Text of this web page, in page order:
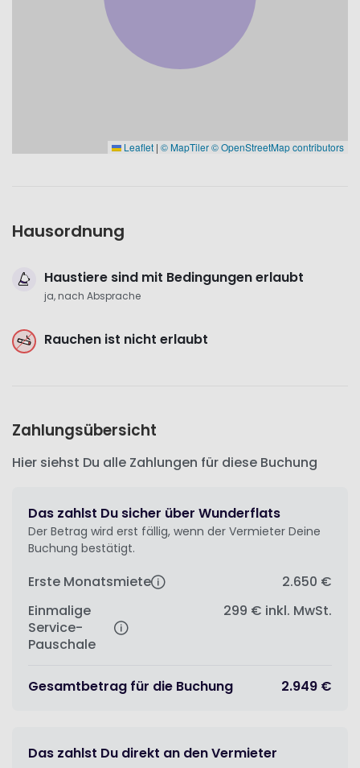
Leaflet | © MapTiler© OpenStreetMap contributors
Hausordnung
Haustiere sind mit Bedingungen erlaubt
ja, nach Absprache
Rauchen ist nicht erlaubt
Zahlungsübersicht
Hier siehst Du alle Zahlungen für diese Buchung
Das zahlst Du sicher über Wunderflats
Der Betrag wird erst fällig, wenn der Vermieter Deine
Buchung bestätigt.
Erste Monatsmiete
2.650 €
Einmalige
Service-
Pauschale
299 € inkl. MwSt.
Gesamtbetrag für die Buchung 2.949 €
Das zahlst Du direkt an den Vermieter